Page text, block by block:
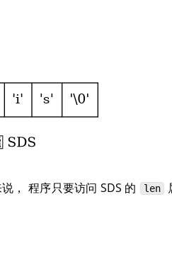
， 程序只要访问 SDS 的 len